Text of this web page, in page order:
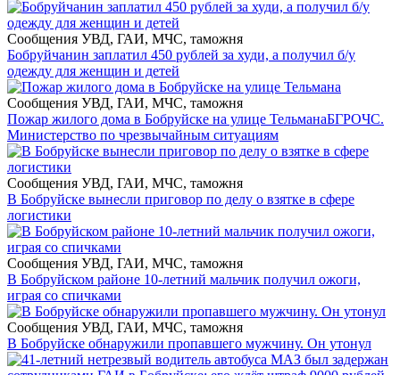
Сообщения УВД, ГАИ, МЧС, таможня
Бобруйчанин заплатил 450 рублей за худи, а получил б/у
одежду для женщин и детей
Сообщения УВД, ГАИ, МЧС, таможня
Пожар жилого дома в Бобруйске на улице ТельманаБГРОЧС.
Министерство по чрезвычайным ситуациям
Сообщения УВД, ГАИ, МЧС, таможня
В Бобруйске вынесли приговор по делу о взятке в сфере
логистики
Сообщения УВД, ГАИ, МЧС, таможня
В Бобруйском районе 10-летний мальчик получил ожоги,
играя со спичками
Сообщения УВД, ГАИ, МЧС, таможня
В Бобруйске обнаружили пропавшего мужчину. Он утонул